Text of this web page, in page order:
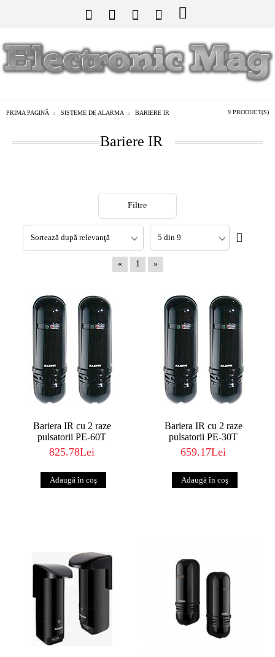
PRIMA PAGINĂ SISTEME DE ALARMA BARIERE IR 9 PRODUCT(S)
Bariere IR
Filtre
« 1 »
Bariera IR cu 2 raze
pulsatorii PE-60T
825.78Lei
Bariera IR cu 2 raze
pulsatorii PE-30T
659.17Lei